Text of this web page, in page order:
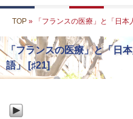
TOP » 「フランスの医療」と「日本
「フランスの医療」と「日
語」 [♯21]